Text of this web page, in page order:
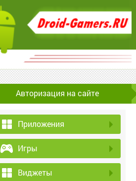
Авторизация на сайте
Приложения
Игры
Виджеты